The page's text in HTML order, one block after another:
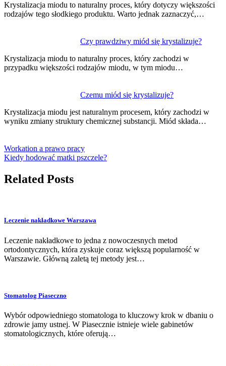
Krystalizacja miodu to naturalny proces, który dotyczy większości
rodzajów tego słodkiego produktu. Warto jednak zaznaczyć,…
Czy prawdziwy miód się krystalizuje?
Krystalizacja miodu to naturalny proces, który zachodzi w
przypadku większości rodzajów miodu, w tym miodu…
Czemu miód się krystalizuje?
Krystalizacja miodu jest naturalnym procesem, który zachodzi w
wyniku zmiany struktury chemicznej substancji. Miód składa…
Workation a prawo pracy
Kiedy hodować matki pszczele?
Related Posts
Leczenie nakładkowe Warszawa
Leczenie nakładkowe to jedna z nowoczesnych metod
ortodontycznych, która zyskuje coraz większą popularność w
Warszawie. Główną zaletą tej metody jest…
Stomatolog Piaseczno
Wybór odpowiedniego stomatologa to kluczowy krok w dbaniu o
zdrowie jamy ustnej. W Piasecznie istnieje wiele gabinetów
stomatologicznych, które oferują…